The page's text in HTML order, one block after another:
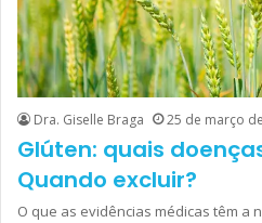
Dra. Giselle Braga 25 de março
Glúten: quais
Quando excluir?
O que as evidências médicas têm a